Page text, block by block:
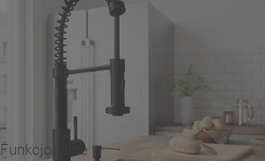
Funkcjonalne